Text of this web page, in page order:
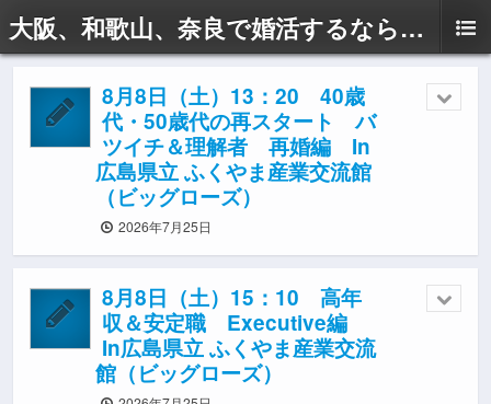
大阪、和歌山、奈良で婚活するならドリームサポートAyaへ
8月8日（土）13：20 40歳
代・50歳代の再スタート バ
ツイチ＆理解者 再婚編 In
広島県立 ふくやま産業交流館
（ビッグローズ）
2026年7月25日
8月8日（土）15：10 高年
収＆安定職 Executive編
In広島県立 ふくやま産業交流
館（ビッグローズ）